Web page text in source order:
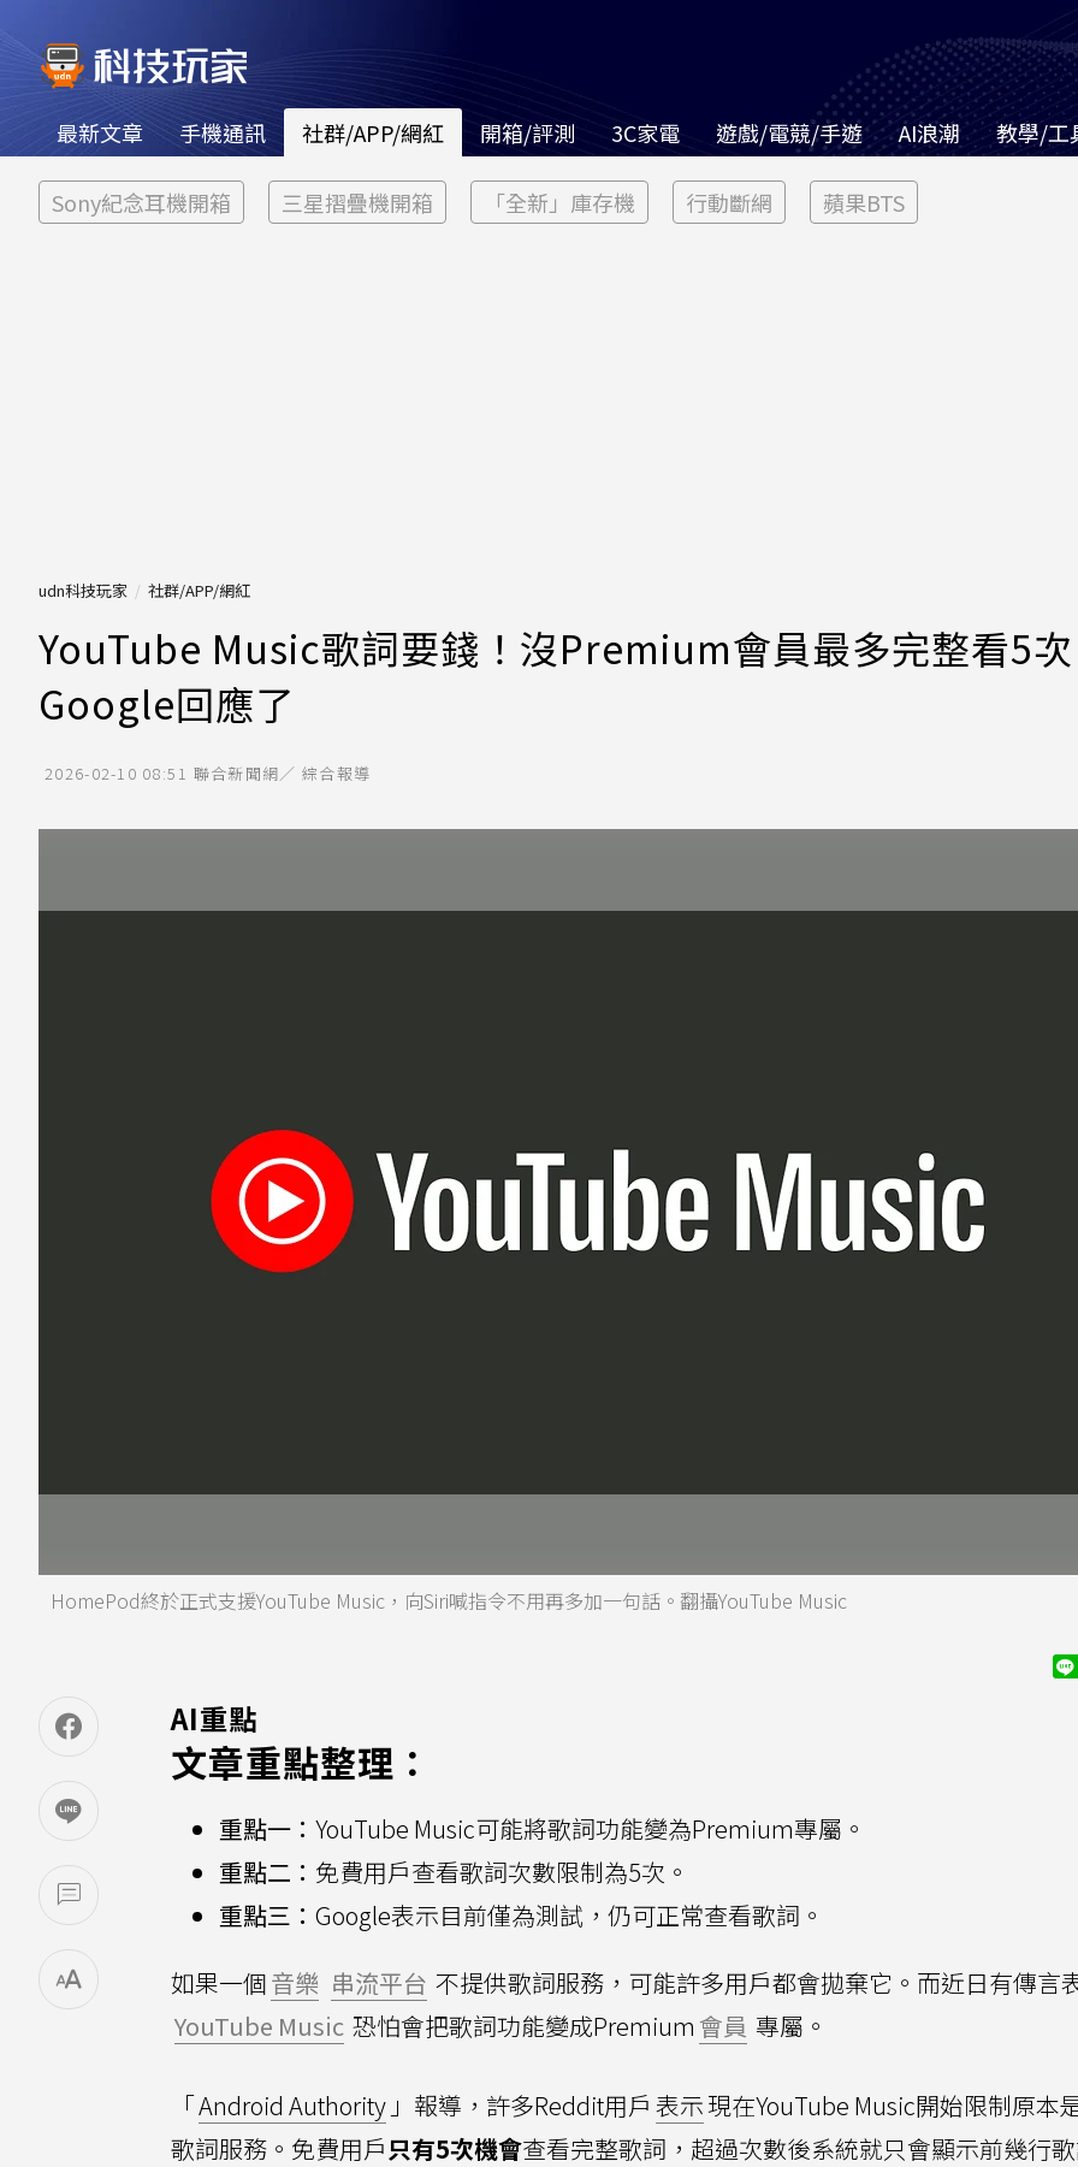
最新文章 手機通訊 社群/APP/網紅 開箱/評測 3C家電 遊戲/電競/手遊 AI浪潮 教學/工
Sony紀念耳機開箱 三星摺疊機開箱 「全新」庫存機 行動斷網 蘋果BTS
udn科技玩家 社群/APP/網紅
YouTube Music歌詞要錢！沒Premium會員最多完整看5次
Google回應了
2026-02-10 08:51 聯合新聞網／ 綜合報導
HomePod終於正式支援YouTube Music，向Siri喊指令不用再多加一句話。翻攝YouTube Music
AI重點
文章重點整理：
重點一： YouTube Music可能將歌詞功能變為Premium專屬。
重點二： 免費用戶查看歌詞次數限制為5次。
重點三： Google表示目前僅為測試，仍可正常查看歌詞。
如果一個音樂 串流平台 不提供歌詞服務，可能許多用戶都會拋棄它。而近日有傳言
YouTube Music 恐怕會把歌詞功能變成Premium 會員 專屬。
「Android Authority 」報導，許多Reddit用戶 表示現在YouTube Music開始限制原本
歌詞服務。免費用戶只有5次機會查看完整歌詞，超過次數後系統就只會顯示前幾行